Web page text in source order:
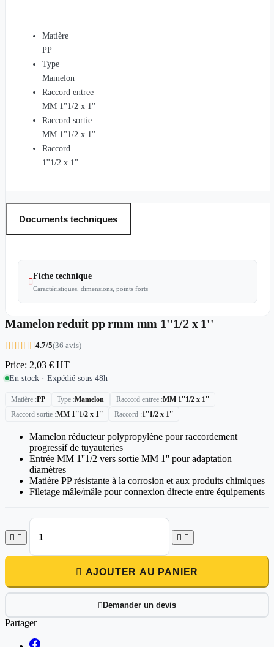
Matière
PP
Type
Mamelon
Raccord entree
MM 1''1/2 x 1''
Raccord sortie
MM 1''1/2 x 1''
Raccord
1''1/2 x 1''
Documents techniques

Fiche technique
Caractéristiques, dimensions, points forts
Mamelon reduit pp rmm mm 1''1/2 x 1''
    4.7/5(36 avis)
Price: 2,03 € HT
En stock · Expédié sous 48h
Matière PP Type Mamelon Raccord entree MM 1''1/2 x 1''
Raccord sortie MM 1''1/2 x 1'' Raccord 1''1/2 x 1''
Mamelon réducteur polypropylène pour raccordement
progressif de tuyauteries
Entrée MM 1''1/2 vers sortie MM 1'' pour adaptation
diamètres
Matière PP résistante à la corrosion et aux produits chimiques
Filetage mâle/mâle pour connexion directe entre équipements
   
 AJOUTER AU PANIER
 Demander un devis
Partager